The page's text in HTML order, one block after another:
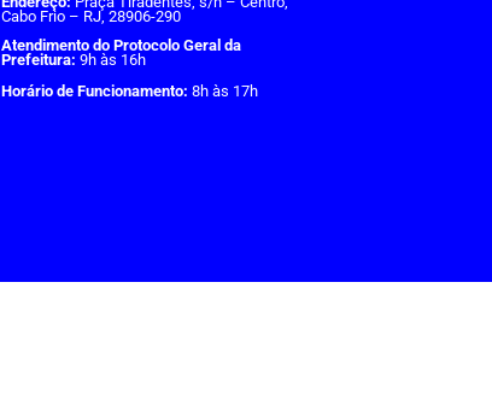
Cabo Frio – RJ, 28906-290
Atendimento do Protocolo Geral da
Prefeitura: 9h às 16h
Horário de Funcionamento: 8h às 17h